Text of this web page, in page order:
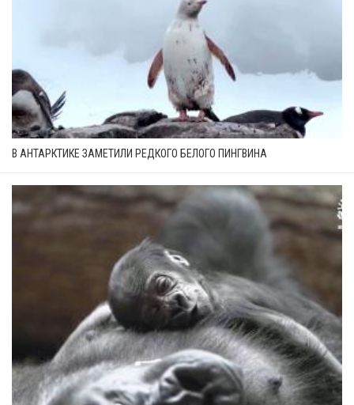
В АНТАРКТИКЕ ЗАМЕТИЛИ РЕДКОГО БЕЛОГО ПИНГВИНА